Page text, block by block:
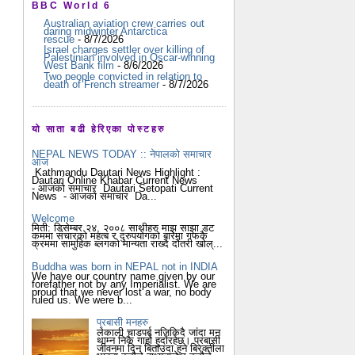
BBC World 6
Australian aviation crew carries out
daring midwinter Antarctica
rescue - 8/7/2026
Israel charges settler over killing of
Palestinian involved in Oscar-winning
West Bank film - 8/6/2026
Two people convicted in relation to
death of French streamer- 8/7/2026
यो साता बढी हेरिएका पोस्टहरु
NEPAL NEWS TODAY :: नेपालको समाचार
आज
Kathmandu Dautari News Highlight :
Dautari Online Khabar Current News
- आजको समाचार Dautari Setopati Current
News - आजको समाचार Da...
Welcome
मिती: डिसेम्बर २४, २००८ साथीहरु माझ साझा डट
कममा संचारको महत्ब र दुरुपयोगको बारेमा गफकै
क्रममा सामुहिक ब्लगको मान्यता राख्दै दौंतरी खोल्...
Buddha was born in NEPAL not in INDIA
We have our country name given by our
forefather not by any Imperialist. We are
proud that we never lost a war, no body
ruled us. We were b...
प्रबासी मनहरु
लेकाली चाडपर्ब नजिकिदै जांदा मन
थाम्न निकै गार्हो हुदोंरहेछ। प्रबासी
जीवनमा दिन बिताउदा हुने बिरक्तीला